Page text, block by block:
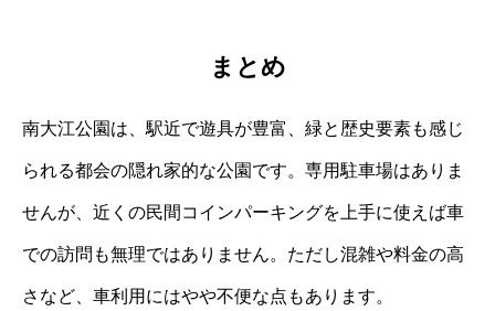
まとめ
南大江公園は、駅近で遊具が豊富、緑と歴史要素も感じ
られる都会の隠れ家的な公園です。専用駐車場はありま
せんが、近くの民間コインパーキングを上手に使えば車
での訪問も無理ではありません。ただし混雑や料金の高
さなど、車利用にはやや不便な点もあります。